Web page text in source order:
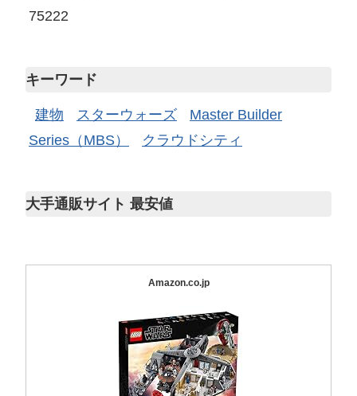
75222
キーワード
建物 スターウォーズ
Master Builder
Series（MBS）
クラウドシティ
大手通販サイト 最安値
Amazon.co.jp